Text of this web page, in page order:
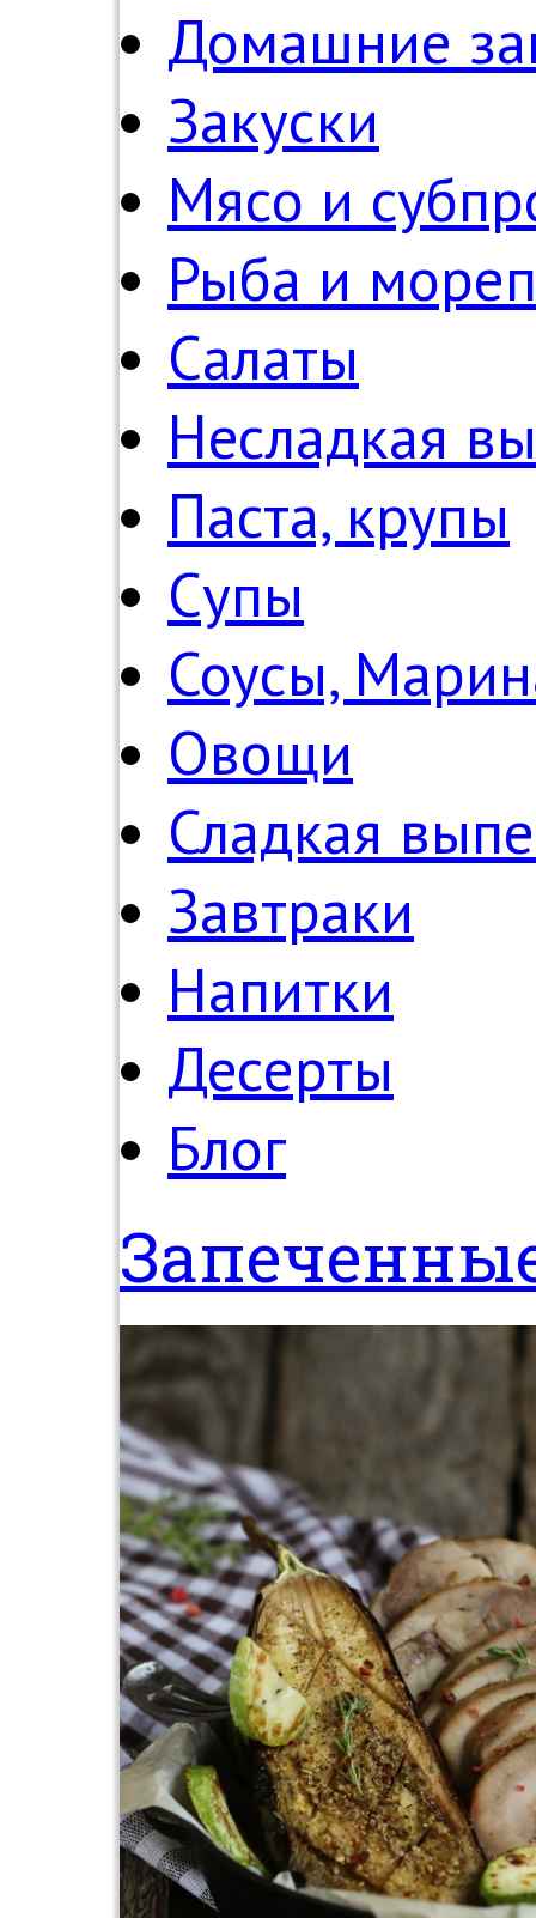
Домашние
Закуски
Мясо и
Рыба и
Салаты
Несладкая
Паста, крупы
Супы
Соусы,
Овощи
Сладкая
Завтраки
Напитки
Десерты
Блог